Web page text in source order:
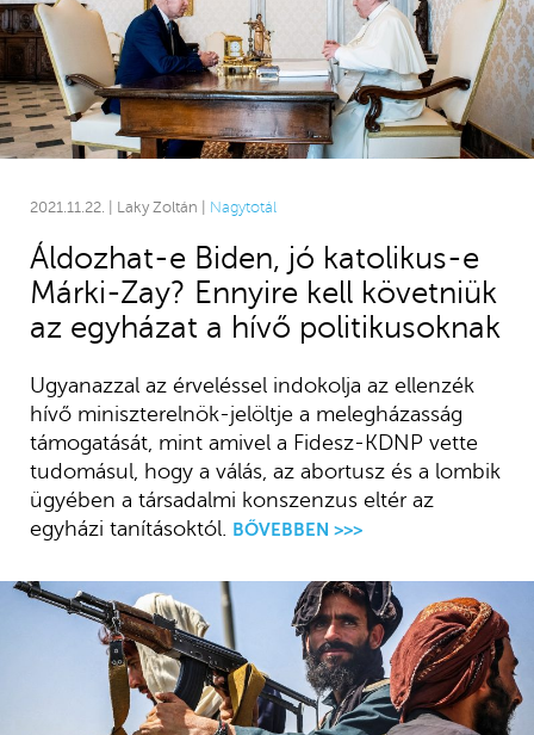
2021.11.22. | Laky Zoltán | Nagytotál
Áldozhat-e Biden, jó katolikus-e
Márki-Zay? Ennyire kell követniük
az egyházat a hívő politikusoknak
Ugyanazzal az érveléssel indokolja az ellenzék
hívő miniszterelnök-jelöltje a melegházasság
támogatását, mint amivel a Fidesz-KDNP vette
tudomásul, hogy a válás, az abortusz és a lombik
ügyében a társadalmi konszenzus eltér az
egyházi tanításoktól.
BŐVEBBEN >>>